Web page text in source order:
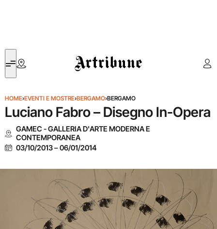
Artribune
HOME›EVENTI E MOSTRE›BERGAMO›BERGAMO
Luciano Fabro – Disegno In-Opera
GAMEC - GALLERIA D'ARTE MODERNA E
CONTEMPORANEA
03/10/2013–06/01/2014